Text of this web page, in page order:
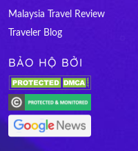
Malaysia Travel Review
Traveler Blog
BẢO HỘ BỞI